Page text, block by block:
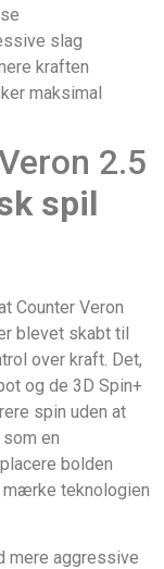
slag
kraften
maksimal
2.5
spil
Counter Veron
blevet skabt til
over kraft. Det,
og de 3D Spin+
spin uden at
en
bolden
teknologien
mere aggressive